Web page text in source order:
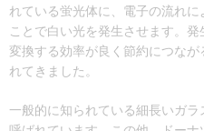
れている蛍光体に、電子の流れ
ことで白い光を発生させます。
変換する効率が良く節約につな
れてきました。
一般的に知られている細長いガ